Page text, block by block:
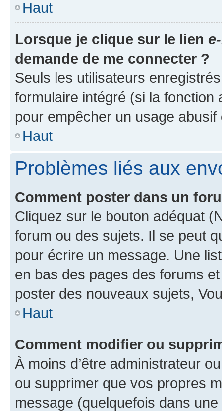
Haut
Lorsque je clique sur le lien
demande de me connecter ?
Seuls les utilisateurs
formulaire intégré (si la fonction
pour empêcher un usage
Haut
Problèmes liés aux
Comment poster dans un
Cliquez sur le bouton adéquat
forum ou des sujets. Il se peut
pour écrire un message. Une
en bas des pages des forums
poster des nouveaux sujets,
Haut
Comment modifier ou
À moins d’être administrateur
ou supprimer que vos propres
message (quelquefois dans